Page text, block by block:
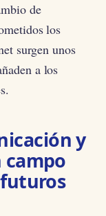
de
los
surgen unos
a los
y
campo